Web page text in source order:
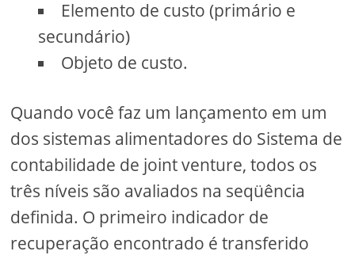
Elemento de custo (primário e
secundário)
Objeto de custo.
Quando você faz um lançamento em um
dos sistemas alimentadores do Sistema de
contabilidade de joint venture, todos os
três níveis são avaliados na seqüência
definida. O primeiro indicador de
recuperação encontrado é transferido